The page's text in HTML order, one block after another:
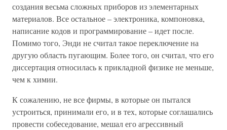
создания весьма сложных приборов из элементарных
материалов. Все остальное – электроника, компоновка,
написание кодов и программирование – идет после.
Помимо того, Энди не считал такое переключение на
другую область пугающим. Более того, он считал, что его
диссертация относилась к прикладной физике не меньше,
чем к химии.
К сожалению, не все фирмы, в которые он пытался
устроиться, принимали его, и в тех, которые соглашались
провести собеседование, мешал его агрессивный